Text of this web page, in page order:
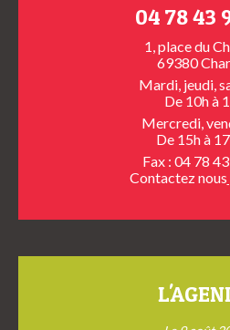
04 78 43
1, place du
69380
Mardi, jeudi,
De 10h à
Mercredi,
De 15h à
Fax : 04 78
Contactez nous